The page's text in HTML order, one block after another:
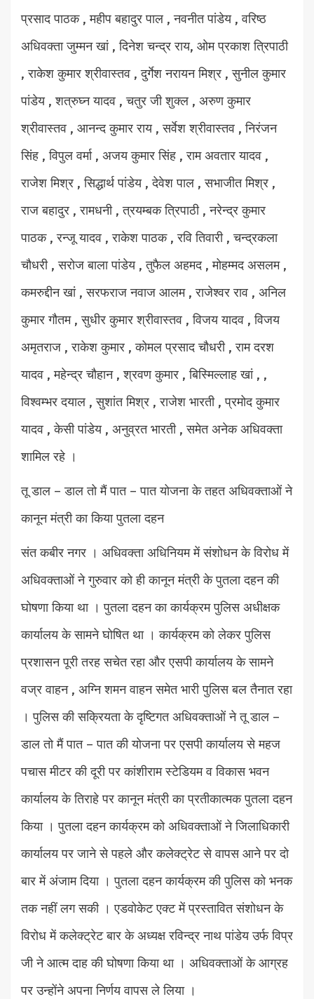
प्रसाद पाठक , महीप बहादुर पाल , नवनीत पांडेय , वरिष्ठ
अधिवक्ता जुम्मन खां , दिनेश चन्द्र राय, ओम प्रकाश त्रिपाठी
, राकेश कुमार श्रीवास्तव , दुर्गेश नरायन मिश्र , सुनील कुमार
पांडेय , शत्रुघ्न यादव , चतुर जी शुक्ल , अरुण कुमार
श्रीवास्तव , आनन्द कुमार राय , सर्वेश श्रीवास्तव , निरंजन
सिंह , विपुल वर्मा , अजय कुमार सिंह , राम अवतार यादव ,
राजेश मिश्र , सिद्धार्थ पांडेय , देवेश पाल , सभाजीत मिश्र ,
राज बहादुर , रामधनी , त्रयम्बक त्रिपाठी , नरेन्द्र कुमार
पाठक , रन्जू यादव , राकेश पाठक , रवि तिवारी , चन्द्रकला
चौधरी , सरोज बाला पांडेय , तुफैल अहमद , मोहम्मद असलम ,
कमरुद्दीन खां , सरफराज नवाज आलम , राजेश्वर राव , अनिल
कुमार गौतम , सुधीर कुमार श्रीवास्तव , विजय यादव , विजय
अमृतराज , राकेश कुमार , कोमल प्रसाद चौधरी , राम दरश
यादव , महेन्द्र चौहान , श्रवण कुमार , बिस्मिल्लाह खां , ,
विश्वम्भर दयाल , सुशांत मिश्र , राजेश भारती , प्रमोद कुमार
यादव , केसी पांडेय , अनुव्रत भारती , समेत अनेक अधिवक्ता
शामिल रहे ।
तू डाल – डाल तो मैं पात – पात योजना के तहत अधिवक्ताओं ने
कानून मंत्री का किया पुतला दहन
संत कबीर नगर । अधिवक्ता अधिनियम में संशोधन के विरोध में
अधिवक्ताओं ने गुरुवार को ही कानून मंत्री के पुतला दहन की
घोषणा किया था । पुतला दहन का कार्यक्रम पुलिस अधीक्षक
कार्यालय के सामने घोषित था । कार्यक्रम को लेकर पुलिस
प्रशासन पूरी तरह सचेत रहा और एसपी कार्यालय के सामने
वज्र वाहन , अग्नि शमन वाहन समेत भारी पुलिस बल तैनात रहा
। पुलिस की सक्रियता के दृष्टिगत अधिवक्ताओं ने तू डाल –
डाल तो मैं पात – पात की योजना पर एसपी कार्यालय से महज
पचास मीटर की दूरी पर कांशीराम स्टेडियम व विकास भवन
कार्यालय के तिराहे पर कानून मंत्री का प्रतीकात्मक पुतला दहन
किया । पुतला दहन कार्यक्रम को अधिवक्ताओं ने जिलाधिकारी
कार्यालय पर जाने से पहले और कलेक्ट्रेट से वापस आने पर दो
बार में अंजाम दिया । पुतला दहन कार्यक्रम की पुलिस को भनक
तक नहीं लग सकी । एडवोकेट एक्ट में प्रस्तावित संशोधन के
विरोध में कलेक्ट्रेट बार के अध्यक्ष रविन्द्र नाथ पांडेय उर्फ विप्र
जी ने आत्म दाह की घोषणा किया था । अधिवक्ताओं के आग्रह
पर उन्होंने अपना निर्णय वापस ले लिया ।